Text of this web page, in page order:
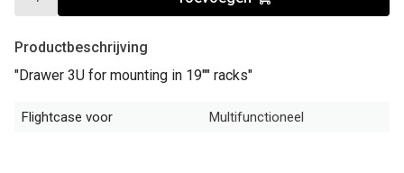
Productbeschrijving
"Drawer 3U for mounting in 19"" racks"
Flightcase voor Multifunctioneel